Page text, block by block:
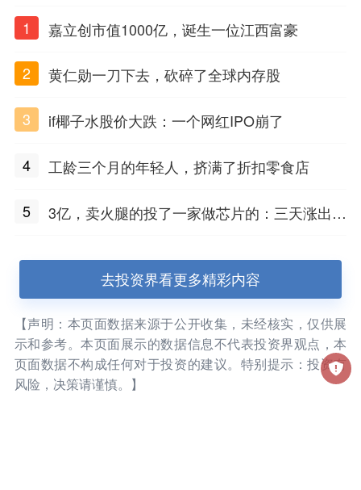
1 嘉立创市值1000亿，诞生一位江西富豪
2 黄仁勋一刀下去，砍碎了全球内存股
3 if椰子水股价大跌：一个网红IPO崩了
4 工龄三个月的年轻人，挤满了折扣零食店
5
3亿，卖火腿的投了一家做芯片的：三天涨出2
去投资界看更多精彩内容
【声明：本页面数据来源于公开收集，未经核实，仅供展
示和参考。本页面展示的数据信息不代表投资界观点，本
页面数据不构成任何对于投资的建议。特别提示：投资有
风险，决策请谨慎。】